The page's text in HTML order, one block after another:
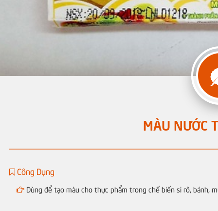
MÀU NƯỚC
Công Dụng
Dùng để tạo màu cho thực phẩm trong chế biến si rô, bánh,